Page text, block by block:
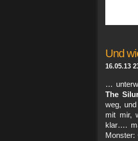
Und
16.05.13
…
The
weg,
mit mir,
klar….